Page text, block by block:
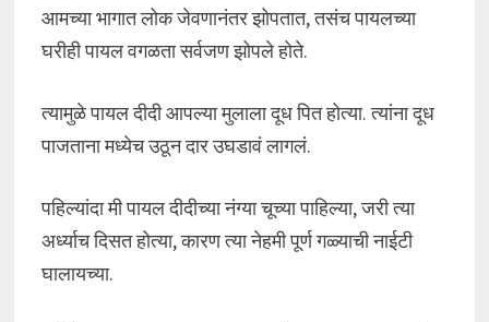
आमच्या भागात लोक जेवणानंतर झोपतात, तसंच पायलच्या
घरीही पायल वगळता सर्वजण झोपले होते.
त्यामुळे पायल दीदी आपल्या मुलाला दूध पित होत्या. त्यांना दूध
पाजताना मध्येच उठून दार उघडावं लागलं.
पहिल्यांदा मी पायल दीदीच्या नंग्या चूच्या पाहिल्या, जरी त्या
अर्ध्याच दिसत होत्या, कारण त्या नेहमी पूर्ण गळ्याची नाईटी
घालायच्या.